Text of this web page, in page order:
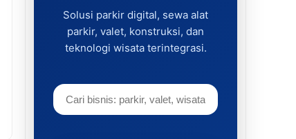
Solusi parkir digital, sewa alat
parkir, valet, konstruksi, dan
teknologi wisata terintegrasi.